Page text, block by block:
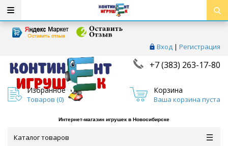
Вход | Регистрация
+7 (383) 263-17-80
Избранное
Товаров (0)
Корзина
Ваша корзина пуста
Интернет-магазин игрушек в Новосибирске
Каталог товаров